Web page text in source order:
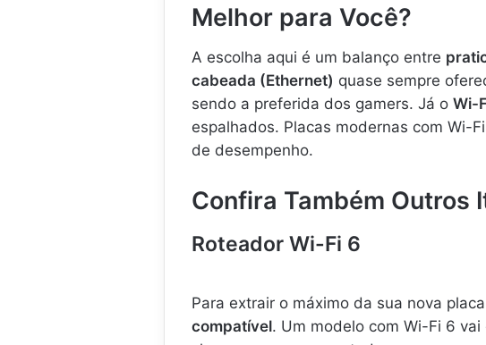
Melhor para Você?
A escolha aqui é um balanço entre
cabeada (Ethernet) quase sempre
sendo a preferida dos gamers. Já o Wi-
espalhados. Placas modernas com Wi-
de desempenho.
Confira Também Outros
Roteador Wi-Fi 6
Para extrair o máximo da sua nova
compatível. Um modelo com Wi-Fi 6